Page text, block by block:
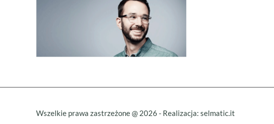
Wszelkie prawa zastrzeżone @ 2026 - Realizacja: selmatic.it